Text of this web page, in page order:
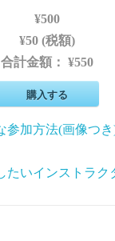
¥500
¥50 (税額)
合計金額：¥550
購入する
参加方法(画像つ
たいインストラク